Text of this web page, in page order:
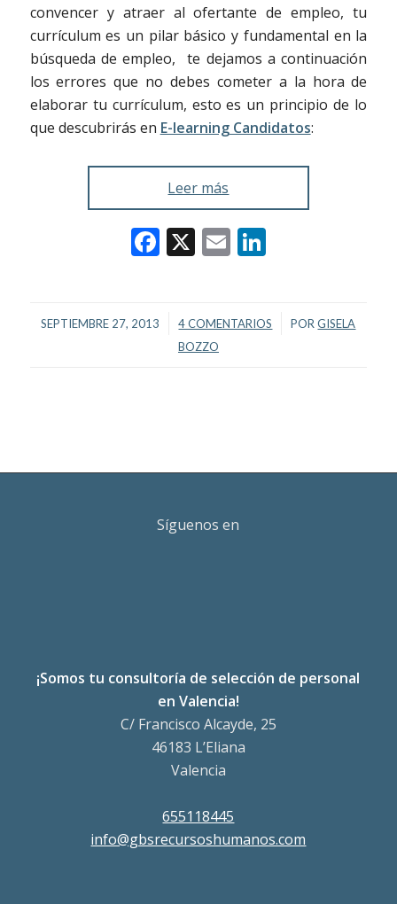
convencer y atraer al ofertante de empleo, tu
currículum es un pilar básico y fundamental en la
búsqueda de empleo, te dejamos a continuación
los errores que no debes cometer a la hora de
elaborar tu currículum, esto es un principio de lo
que descubrirás en E-learning Candidatos:
Leer más
Facebook
X EmailLinkedIn
SEPTIEMBRE 27, 2013
/ 4 COMENTARIOS
/ PORGISELA
BOZZO
Síguenos en
¡Somos tu consultoría de selección de personal
en Valencia!
C/ Francisco Alcayde, 25
46183 L’Eliana
Valencia
655118445
info@gbsrecursoshumanos.com